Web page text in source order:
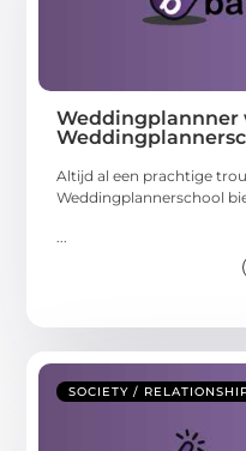
Weddingplannner
Altijd al een prachtige
Weddingplannerschool
SOCIETY /